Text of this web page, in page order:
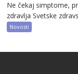
Ne čekaj simptome,
zdravlja Svetske
Novosti